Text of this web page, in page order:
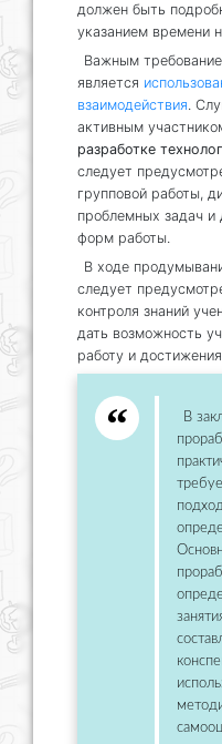
должен быть
указанием времени
Важным
является
взаимодействия.
активным
разработке
следует
групповой работы,
проблемных задач и
форм работы.
В ходе
следует
контроля знаний
дать возможность
работу и
В